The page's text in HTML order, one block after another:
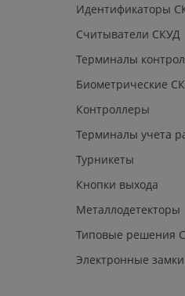
Идентификаторы
Считыватели СКУД
Терминалы
Биометрические
Контроллеры
Терминалы учета
Турникеты
Кнопки выхода
Металлодетекторы
Типовые решения
Электронные замки